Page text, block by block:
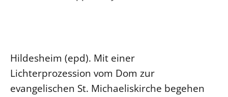
Hildesheim (epd). Mit einer
Lichterprozession vom Dom zur
evangelischen St. Michaeliskirche begehen
LANDESKIRCHENAMT
Willkommen
Kollegium
Positionen
Ökumene
Religionen
Nachhaltigkeit
Erneuerbare Energien
Mobilität
Barrierefreiheit
Presse
Freie Stellen